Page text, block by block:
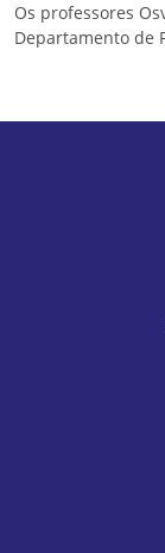
Os professores
Departamento de